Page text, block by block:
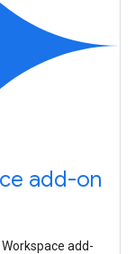
add-on
add-